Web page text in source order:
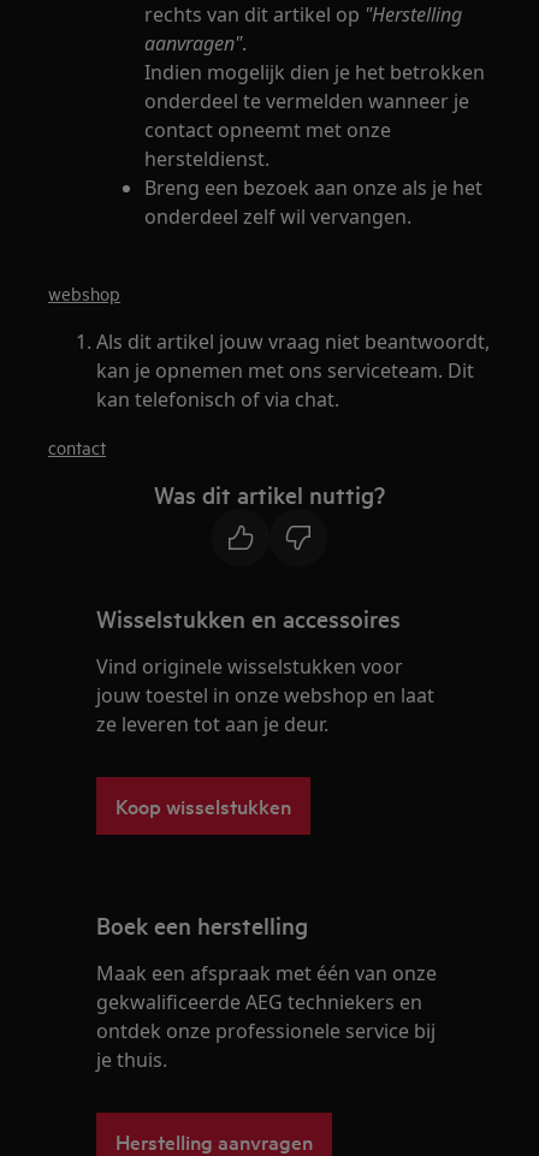
rechts van dit artikel op "Herstelling
aanvragen".
Indien mogelijk dien je het betrokken
onderdeel te vermelden wanneer je
contact opneemt met onze
hersteldienst.
Breng een bezoek aan onze als je het
onderdeel zelf wil vervangen.
webshop
Als dit artikel jouw vraag niet beantwoordt,
kan je opnemen met ons serviceteam. Dit
kan telefonisch of via chat.
contact
Was dit artikel nuttig?
Wisselstukken en accessoires
Vind originele wisselstukken voor
jouw toestel in onze webshop en laat
ze leveren tot aan je deur.
Koop wisselstukken
Boek een herstelling
Maak een afspraak met één van onze
gekwalificeerde AEG techniekers en
ontdek onze professionele service bij
je thuis.
Herstelling aanvragen